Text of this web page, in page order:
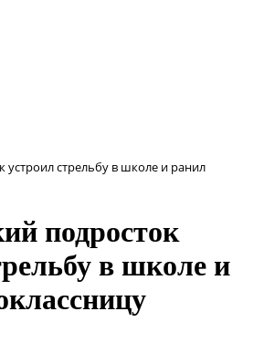
устроил стрельбу в школе и ранил
подросток
в школе и